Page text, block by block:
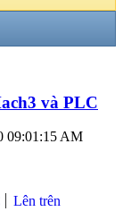
và PLC
09:01:15 AM
Lên trên